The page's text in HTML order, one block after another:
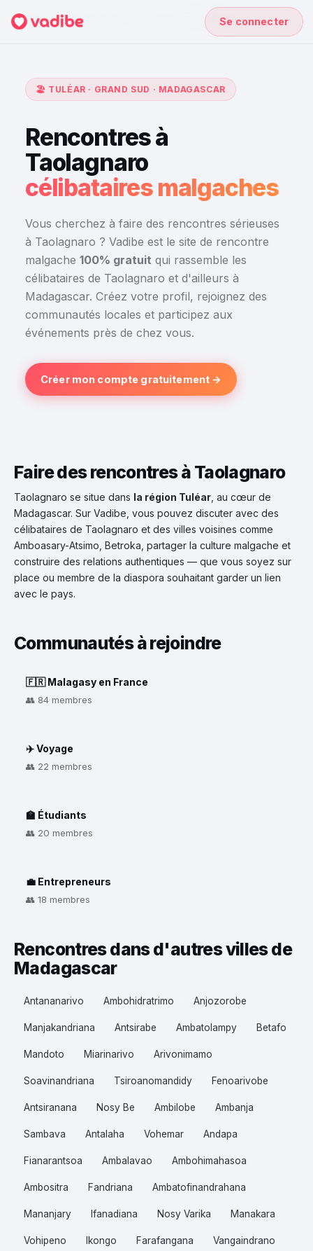
Se connecter
Accueil›Rencontres à Madagascar Taolagnaro
🏖️ TULÉAR · GRAND SUD · MADAGASCAR
Rencontres à
Taolagnaro
célibataires malgaches
Vous cherchez à faire des rencontres sérieuses
à Taolagnaro ? Vadibe est le site de rencontre
malgache 100% gratuit qui rassemble les
célibataires de Taolagnaro et d'ailleurs à
Madagascar. Créez votre profil, rejoignez des
communautés locales et participez aux
événements près de chez vous.
Créer mon compte gratuitement →
Faire des rencontres à Taolagnaro
Taolagnaro se situe dans la région Tuléar , au cœur de
Madagascar. Sur Vadibe, vous pouvez discuter avec des
célibataires de Taolagnaro et des villes voisines comme
Amboasary-Atsimo, Betroka, partager la culture malgache et
construire des relations authentiques — que vous soyez sur
place ou membre de la diaspora souhaitant garder un lien
avec le pays.
Communautés à rejoindre
🇫🇷 Malagasy en France
👥 84 membres
✈️ Voyage
👥 22 membres
🏫 Étudiants
👥 20 membres
💼 Entrepreneurs
👥 18 membres
Rencontres dans d'autres villes de
Madagascar
Antananarivo Ambohidratrimo Anjozorobe
Manjakandriana Antsirabe Ambatolampy Betafo
Mandoto Miarinarivo Arivonimamo
Soavinandriana Tsiroanomandidy Fenoarivobe
Antsiranana Nosy Be Ambilobe Ambanja
Sambava Antalaha Vohemar Andapa
Fianarantsoa Ambalavao Ambohimahasoa
Ambositra Fandriana Ambatofinandrahana
Mananjary Ifanadiana Nosy Varika Manakara
Vohipeno Ikongo Farafangana Vangaindrano